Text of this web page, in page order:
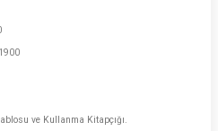
ve Kullanma Kitapçığı.